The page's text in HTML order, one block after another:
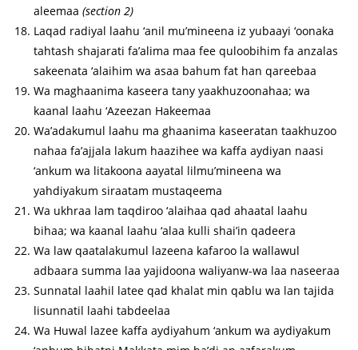
aleemaa(section 2)
Laqad radiyal laahu ‘anil mu’mineena iz yubaayi ‘oonaka
tahtash shajarati fa’alima maa fee quloobihim fa anzalas
sakeenata ‘alaihim wa asaa bahum fat han qareebaa
Wa maghaanima kaseera tany yaakhuzoonahaa; wa
kaanal laahu ‘Azeezan Hakeemaa
Wa’adakumul laahu ma ghaanima kaseeratan taakhuzoo
nahaa fa’ajjala lakum haazihee wa kaffa aydiyan naasi
‘ankum wa litakoona aayatal lilmu’mineena wa
yahdiyakum siraatam mustaqeema
Wa ukhraa lam taqdiroo ‘alaihaa qad ahaatal laahu
bihaa; wa kaanal laahu ‘alaa kulli shai’in qadeera
Wa law qaatalakumul lazeena kafaroo la wallawul
adbaara summa laa yajidoona waliyanw-wa laa naseeraa
Sunnatal laahil latee qad khalat min qablu wa lan tajida
lisunnatil laahi tabdeelaa
Wa Huwal lazee kaffa aydiyahum ‘ankum wa aydiyakum